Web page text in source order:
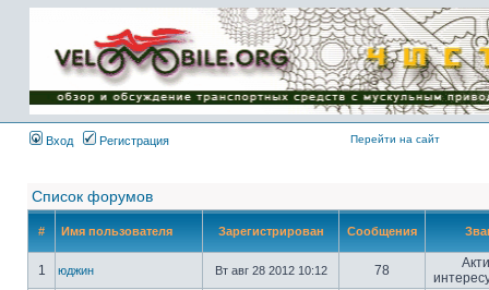
Имя пользователя:
Пароль:
{ LOG_ME_IN_SHORT
}
Вход
Регистрация Перейти на сайт
Список форумов
# Имя пользователя Зарегистрирован Сообщения
1 юджин Вт авг 28 2012 10:12 78